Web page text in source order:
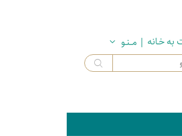
به خـانه | مــنـو